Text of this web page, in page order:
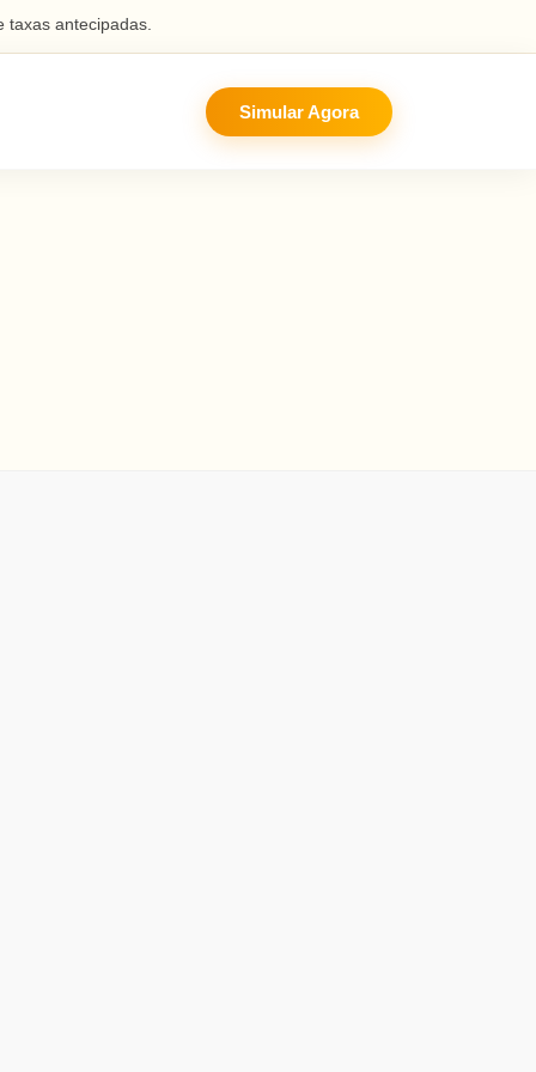
taxas antecipadas.
Simular Agora